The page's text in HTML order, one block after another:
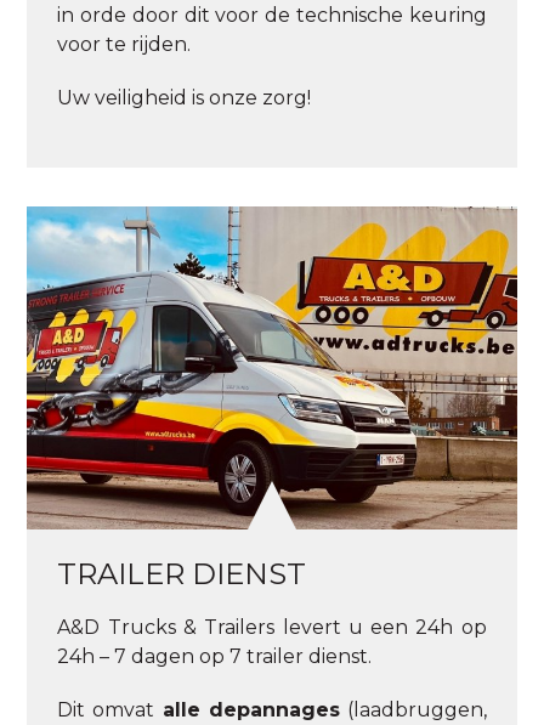
in orde door dit voor de technische keuring
voor te rijden.
Uw veiligheid is onze zorg!
TRAILER DIENST
A&D Trucks & Trailers levert u een 24h op
24h – 7 dagen op 7 trailer dienst.
Dit omvat alle depannages(laadbruggen,